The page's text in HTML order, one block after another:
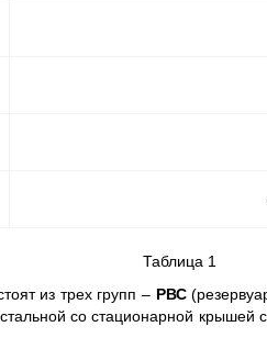
Таблица 1
из трех групп – РВС
со стационарной крышей